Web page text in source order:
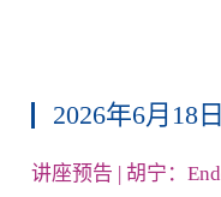
2026年6月18
讲座预告 | 胡宁：